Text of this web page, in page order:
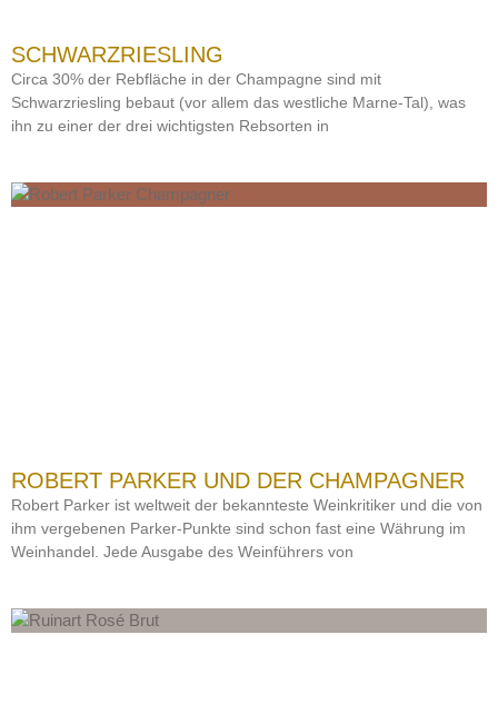
SCHWARZRIESLING
Circa 30% der Rebfläche in der Champagne sind mit
Schwarzriesling bebaut (vor allem das westliche Marne-Tal), was
ihn zu einer der drei wichtigsten Rebsorten in
ROBERT PARKER UND DER CHAMPAGNER
Robert Parker ist weltweit der bekannteste Weinkritiker und die von
ihm vergebenen Parker-Punkte sind schon fast eine Währung im
Weinhandel. Jede Ausgabe des Weinführers von